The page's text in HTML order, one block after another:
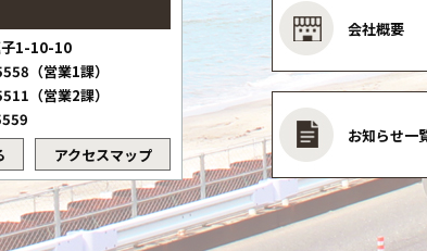
子1-10-10
（営業1課）
（営業2課）
アクセスマップ
会社概要
お知らせ一